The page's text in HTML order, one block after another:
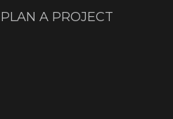
PLAN A PROJECT